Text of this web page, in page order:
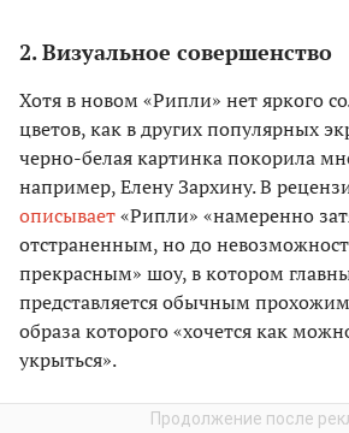
2. Визуальное совершенство
Хотя в новом «Рипли» нет яркого
цветов, как в других популярных
черно-белая картинка покорила
например, Елену Зархину. В
описывает«Рипли» «намеренно
отстраненным, но до
прекрасным» шоу, в котором
представляется обычным
образа которого «хочется как
укрыться».